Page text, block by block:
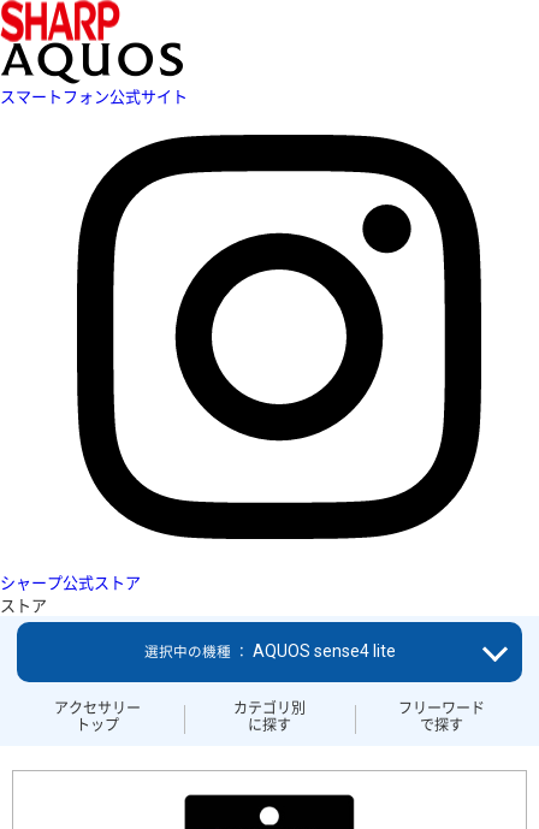
スマートフォン公式サイト
シャープ公式ストア
ストア
アクセサリー
トップ
カテゴリ別
に探す
フリーワード
で探す
選択中の機種 ： AQUOS sense4 lite